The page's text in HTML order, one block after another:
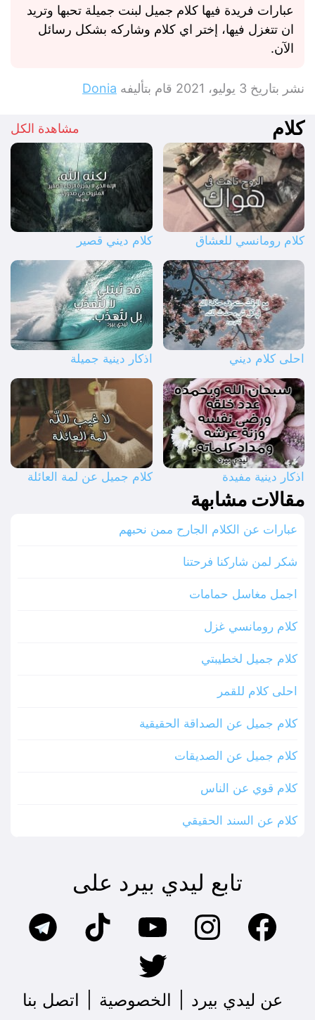
عبارات فريدة فيها كلام جميل لبنت جميلة تحبها وتريد
ان تتغزل فيها، إختر اي كلام وشاركه بشكل رسائل
الآن.
نشر بتاريخ 3 يوليو، 2021 قام بتأليفه Donia
كلام مشاهدة الكل
كلام رومانسي للعشاق كلام ديني قصير
احلى كلام ديني اذكار دينية جميلة
اذكار دينية مفيدة كلام جميل عن لمة العائلة
مقالات مشابهة
عبارات عن الكلام الجارح ممن نحبهم
شكر لمن شاركنا فرحتنا
اجمل مغاسل حمامات
كلام رومانسي غزل
كلام جميل لخطيبتي
احلى كلام للقمر
كلام جميل عن الصداقة الحقيقية
كلام جميل عن الصديقات
كلام قوي عن الناس
كلام عن السند الحقيقي
تابع ليدي بيرد على
عن ليدي بيرد الخصوصية اتصل بنا